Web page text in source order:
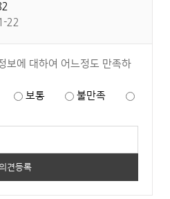
22
보에 대하여 어느정도 만족하
보통
불만족